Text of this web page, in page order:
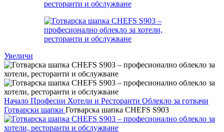
Увеличи
Начало Професии Хотели и Ресторанти Облекло за готвачи
Готварски шапки Готварска шапка CHEFS S903